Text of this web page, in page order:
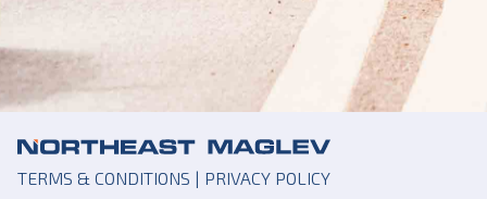
TERMS & CONDITIONS | PRIVACY POLICY